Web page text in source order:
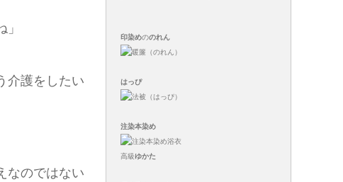
介護をしたい
なのではない
印染めののれん
はっぴ
注染本染め
高級ゆかた